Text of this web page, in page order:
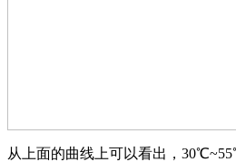
从上面的曲线上可以看出，